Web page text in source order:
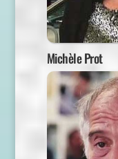
Michèle Prot